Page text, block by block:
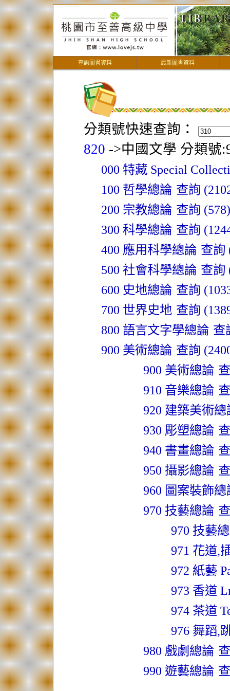
查詢圖書資料 最新圖書資料
分類號快速查詢：
820 ->中國文學 分類號
000 特藏 Special
100 哲學總論 查詢
200 宗教總論 查詢 (578)
300 科學總論 查詢
400 應用科學總論 查詢
500 社會科學總論 查詢
600 史地總論 查詢
700 世界史地 查詢
800 語言文字學總論 查
900 美術總論 查詢
900 美術總論
910 音樂總論
920 建築美術
930 彫塑總論
940 書畫總論
950 攝影總論
960 圖案裝飾
970 技藝總論
970 技藝
971 花道,
972 紙藝
973 香道
974 茶道
976 舞蹈,
980 戲劇總論
990 遊藝總論